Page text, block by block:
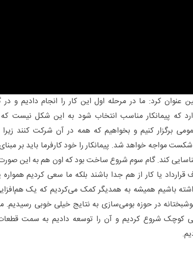
عنوان کرد: ما در مرحله اول این کار را انجام دادیم و در
که پیمانکار مناسب انتخاب شود به این شکل نیست
برگزار کنیم و بخواهیم که همه در آن شرکت کنند زیرا
شکست مواجه خواهد شد. پیمانکار را خود کارفرما باید بر
کند. گام سوم شروع ساخت بود که اون هم به این
یا کار از هم جدا باشند بلکه ما سعی کردیم
باشیم همیشه به همدیگر کمک می‌کردیم که یک
در حوزه بومی‌سازی به نتایج خیلی خوبی رسیدیم.
کوچک شروع کردیم و آن را توسعه دادیم به سمت قطعات